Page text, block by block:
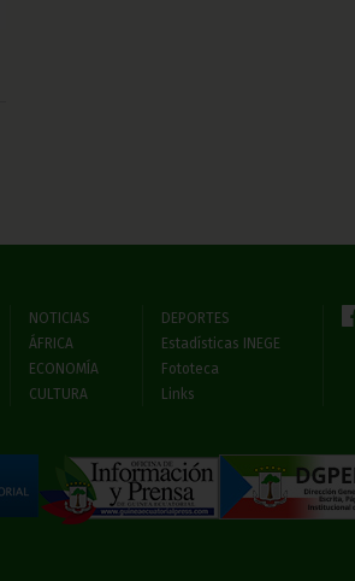
NOTICIAS
ÁFRICA
ECONOMÍA
CULTURA
DEPORTES
Estadísticas INEGE
Fototeca
Links